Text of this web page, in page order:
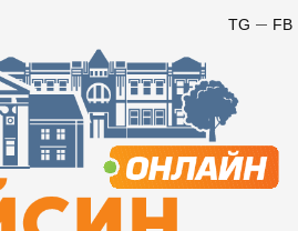
FB
TG